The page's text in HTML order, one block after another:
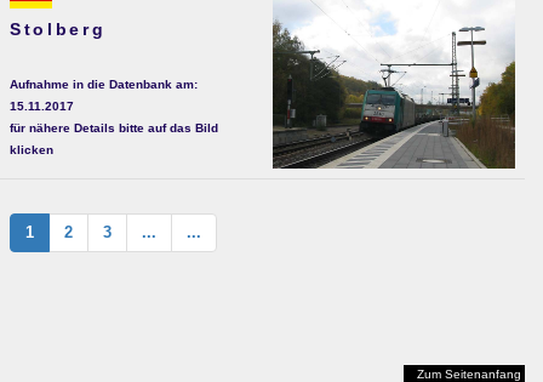
Stolberg
Aufnahme in die Datenbank am:
15.11.2017
für nähere Details bitte auf das Bild
klicken
1 2 3 ... ...
Zum Seitenanfang